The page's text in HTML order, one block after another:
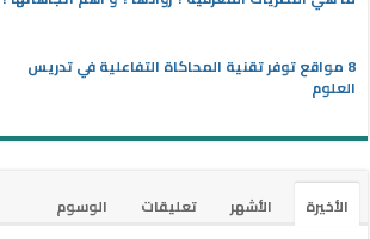
8 مواقع توفر تقنية المحاكاة التفاعلية في تدريس
العلوم
الأخيرة الأشهر تعليقات
الوسوم